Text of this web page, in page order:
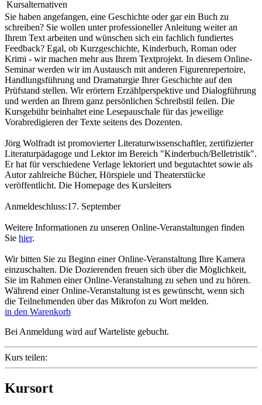
Kursalternativen
Sie haben angefangen, eine Geschichte oder gar ein Buch zu
schreiben? Sie wollen unter professioneller Anleitung weiter an
Ihrem Text arbeiten und wünschen sich ein fachlich fundiertes
Feedback? Egal, ob Kurzgeschichte, Kinderbuch, Roman oder
Krimi - wir machen mehr aus Ihrem Textprojekt. In diesem Online-
Seminar werden wir im Austausch mit anderen Figurenrepertoire,
Handlungsführung und Dramaturgie Ihrer Geschichte auf den
Prüfstand stellen. Wir erörtern Erzählperspektive und Dialogführung
und werden an Ihrem ganz persönlichen Schreibstil feilen. Die
Kursgebühr beinhaltet eine Lesepauschale für das jeweilige
Vorabredigieren der Texte seitens des Dozenten.
Jörg Wolfradt ist promovierter Literaturwissenschaftler, zertifizierter
Literaturpädagoge und Lektor im Bereich "Kinderbuch/Belletristik".
Er hat für verschiedene Verlage lektoriert und begutachtet sowie als
Autor zahlreiche Bücher, Hörspiele und Theaterstücke
veröffentlicht. Die Homepage des Kursleiters
Anmeldeschluss:17. September
Weitere Informationen zu unseren Online-Veranstaltungen finden
Sie hier.
Wir bitten Sie zu Beginn einer Online-Veranstaltung Ihre Kamera
einzuschalten. Die Dozierenden freuen sich über die Möglichkeit,
Sie im Rahmen einer Online-Veranstaltung zu sehen und zu hören.
Während einer Online-Veranstaltung ist es gewünscht, wenn sich
die Teilnehmenden über das Mikrofon zu Wort melden.
in den Warenkorb
Bei Anmeldung wird auf Warteliste gebucht.
Kurs teilen:
Kursort